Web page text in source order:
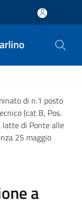
di n.1 posto
(cat B, Pos.
latte di Ponte alle
25 maggio
a